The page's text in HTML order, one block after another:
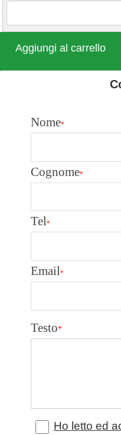
Aggiungi al carrello
Nome*
Cognome*
Tel*
Email*
Testo*
Ho letto ed